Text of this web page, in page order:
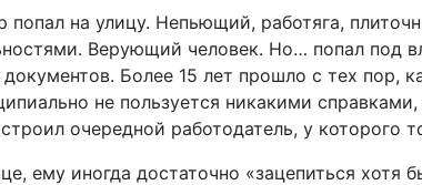
попал на улицу. Непьющий, работяга,
Верующий человек. Но… попал под
Более 15 лет прошло с тех пор,
не пользуется никакими
очередной работодатель, у которого
ему иногда достаточно «зацепиться